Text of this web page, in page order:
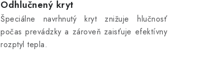
Odhlučnený kryt
Špeciálne navrhnutý kryt znižuje hlučnosť
počas prevádzky a zároveň zaisťuje efektívny
rozptyl tepla.